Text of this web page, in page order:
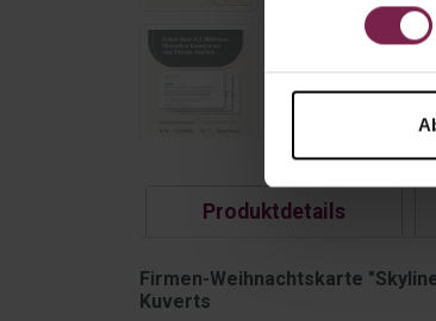
Produktdetails
Firmen-Weihnachtskarte
Kuverts